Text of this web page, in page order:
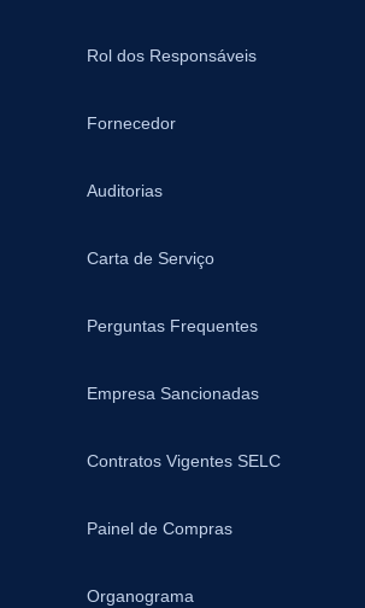
Rol dos Responsáveis
Fornecedor
Auditorias
Carta de Serviço
Perguntas Frequentes
Empresa Sancionadas
Contratos Vigentes SELC
Painel de Compras
Organograma